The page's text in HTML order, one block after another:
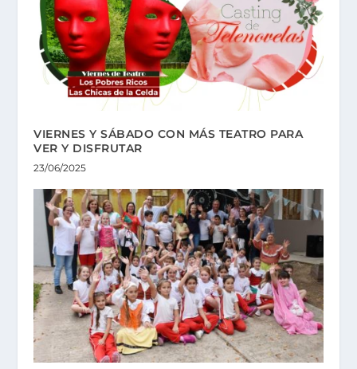
VIERNES Y SÁBADO CON MÁS TEATRO PARA
VER Y DISFRUTAR
23/06/2025